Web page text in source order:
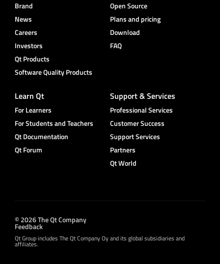
Brand
News
Careers
Investors
Qt Products
Software Quality Products
Open Source
Plans and pricing
Download
FAQ
Learn Qt
For Learners
For Students and Teachers
Qt Documentation
Qt Forum
Support & Services
Professional Services
Customer Success
Support Services
Partners
Qt World
© 2026 The Qt Company
Feedback
Qt Group includes The Qt Company Oy and its global subsidiaries and
affiliates.